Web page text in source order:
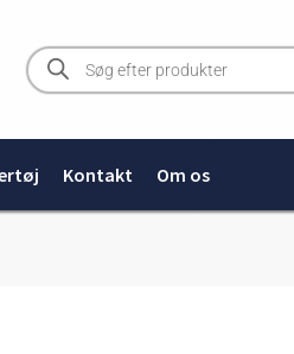
Products
search
Kontakt Om os